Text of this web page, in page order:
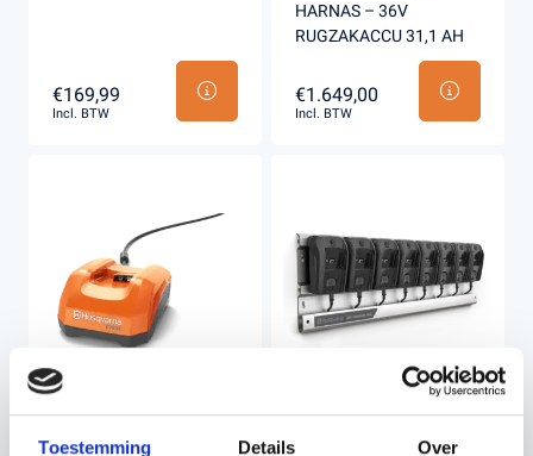
Toestemming Details Over
€169,99
Incl. BTW
HARNAS – 36V
RUGZAKACCU 31,1 AH
€1.649,00
Incl. BTW
HUSQVARNA 40-C750X
HUSQVARNA 40-C80